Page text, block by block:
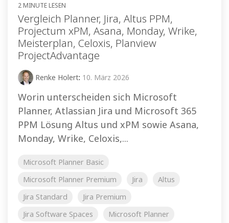
2 MINUTE LESEN
Vergleich Planner, Jira, Altus PPM,
Projectum xPM, Asana, Monday, Wrike,
Meisterplan, Celoxis, Planview
ProjectAdvantage
Renke Holert: 10. März 2026
Worin unterscheiden sich Microsoft
Planner, Atlassian Jira und Microsoft 365
PPM Lösung Altus und xPM sowie Asana,
Monday, Wrike, Celoxis,...
Microsoft Planner Basic
Microsoft Planner Premium
Jira
Altus
Jira Standard
Jira Premium
Jira Software Spaces
Microsoft Planner